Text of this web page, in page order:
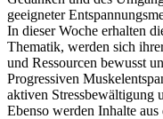
geeigneter
In dieser Woche erhalten
Thematik, werden sich
und Ressourcen bewusst
Progressiven
aktiven Stressbewältigung
Ebenso werden Inhalte